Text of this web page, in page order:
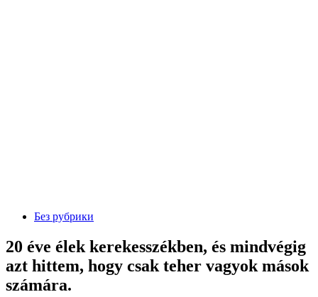
Без рубрики
20 éve élek kerekesszékben, és mindvégig
azt hittem, hogy csak teher vagyok mások
számára.